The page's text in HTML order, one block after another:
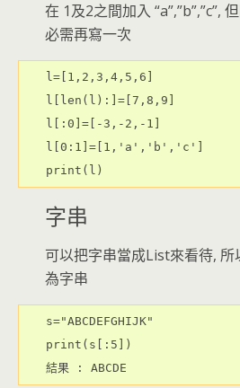
在 1及2之間加入 “a”,”b”,”c”,
必需再寫一次
l=[1,2,3,4,5,6]
l[len(l):]=[7,8,9]
l[:0]=[-3,-2,-1]
l[0:1]=[1,'a','b','c']
print(l)
字串
可以把字串當成List來看待,
為字串
s="ABCDEFGHIJK"
print(s[:5])
結果 : ABCDE